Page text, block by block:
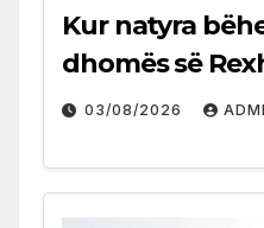
Kur natyra
dhomës së
03/08/2026